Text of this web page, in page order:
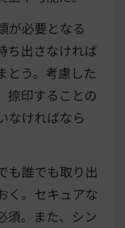
が必要となる
ち出さなければ
とう。考慮した
捺印することの
なければなら
も誰でも取り出
く。セキュアな
須。また、シン